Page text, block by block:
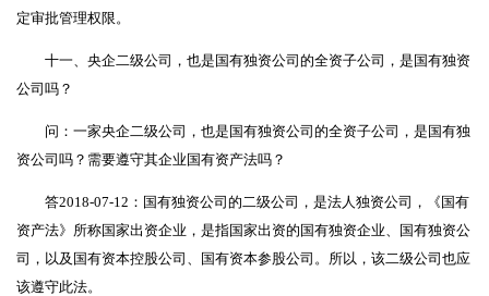
定审批管理权限。
十一、央企二级公司，也是国有独资公司的全资子公司，是国有独资
公司吗？
问：一家央企二级公司，也是国有独资公司的全资子公司，是国有独
资公司吗？需要遵守其企业国有资产法吗？
答2018-07-12：国有独资公司的二级公司，是法人独资公司，《国有
资产法》所称国家出资企业，是指国家出资的国有独资企业、国有独资公
司，以及国有资本控股公司、国有资本参股公司。所以，该二级公司也应
该遵守此法。